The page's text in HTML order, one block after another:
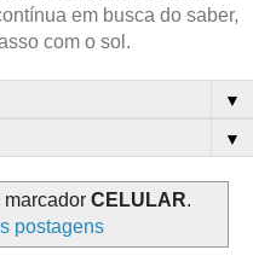
em busca do saber,
com o sol.
▼
▼
marcador CELULAR.
postagens